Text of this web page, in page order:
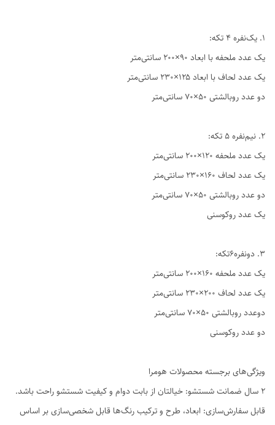
1. یک‌نفره ۴ تکه:
یک عدد ملحفه با ابعاد ۹۰×۲۰۰ سانتی‌متر
یک عدد لحاف با ابعاد ۱۲۵×۲۳۰ سانتی‌متر
دو عدد روبالشتی ۵۰×۷۰ سانتی‌متر
2. نیم‌نفره ۵ تکه:
یک عدد ملحفه ۱۲۰×۲۰۰ سانتی‌متر
یک عدد لحاف ۱۶۰×۲۳۰ سانتی‌متر
دو عدد روبالشتی ۵۰×۷۰ سانتی‌متر
یک عدد روکوسنی
3. دو‌نفره6تکه:
یک عدد ملحفه ۱۶۰×۲۰۰ سانتی‌متر
یک عدد لحاف ۲۰۰×۲۳۰ سانتی‌متر
دوعدد روبالشتی ۵۰×۷۰ سانتی‌متر
دو عدد روکوسنی
ویژگی‌های برجسته محصولات هومرا
۲ سال ضمانت شستشو: خیالتان از بابت دوام و کیفیت شستشو راحت باشد.
قابل سفارش‌سازی: ابعاد، طرح و ترکیب رنگ‌ها قابل شخصی‌سازی بر اساس